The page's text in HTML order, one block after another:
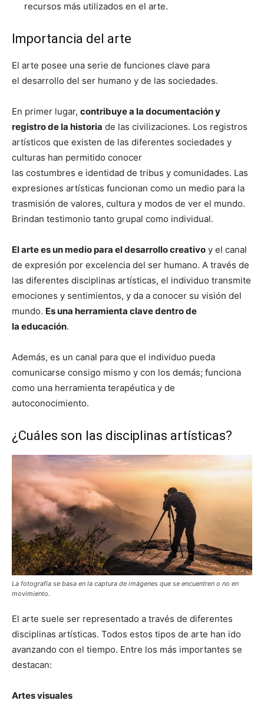
recursos más utilizados en el arte.
Importancia del arte
El arte posee una serie de funciones clave para
el desarrollo del ser humano y de las sociedades.
En primer lugar, contribuye a la documentación y
registro de la historia de las civilizaciones. Los registros
artísticos que existen de las diferentes sociedades y
culturas han permitido conocer
las costumbres e identidad de tribus y comunidades. Las
expresiones artísticas funcionan como un medio para la
trasmisión de valores, cultura y modos de ver el mundo.
Brindan testimonio tanto grupal como individual.
El arte es un medio para el desarrollo creativo y el canal
de expresión por excelencia del ser humano. A través de
las diferentes disciplinas artísticas, el individuo transmite
emociones y sentimientos, y da a conocer su visión del
mundo. Es una herramienta clave dentro de
la educación.
Además, es un canal para que el individuo pueda
comunicarse consigo mismo y con los demás; funciona
como una herramienta terapéutica y de
autoconocimiento.
¿Cuáles son las disciplinas artísticas?
La fotografía se basa en la captura de imágenes que se encuentren o no en
movimiento.
El arte suele ser representado a través de diferentes
disciplinas artísticas. Todos estos tipos de arte han ido
avanzando con el tiempo. Entre los más importantes se
destacan:
Artes visuales